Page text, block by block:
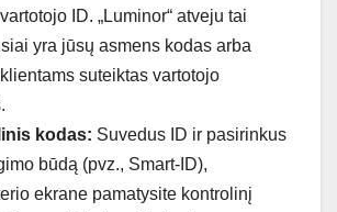
ID. „Luminor“ atveju tai
yra jūsų asmens kodas arba
suteiktas vartotojo
kodas: Suvedus ID ir pasirinkus
būdą (pvz., Smart-ID),
ekrane pamatysite kontrolinį